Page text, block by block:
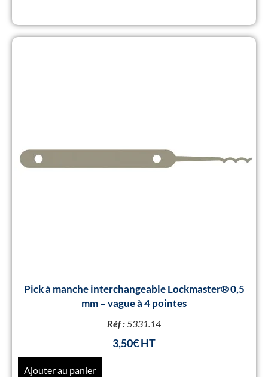
Pick à manche interchangeable Lockmaster® 0,5
mm – vague à 4 pointes
Réf :5331.14
3,50€
Ajouter au panier